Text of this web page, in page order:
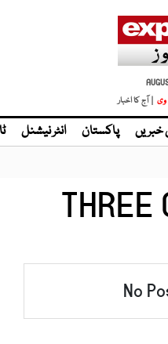
وی | آج کا اخبار
پاکستان انٹر نیشنل
THREE
No